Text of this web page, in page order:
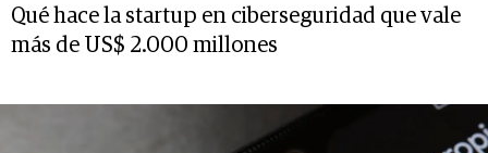
Qué hace la startup en ciberseguridad que vale
más de US$ 2.000 millones